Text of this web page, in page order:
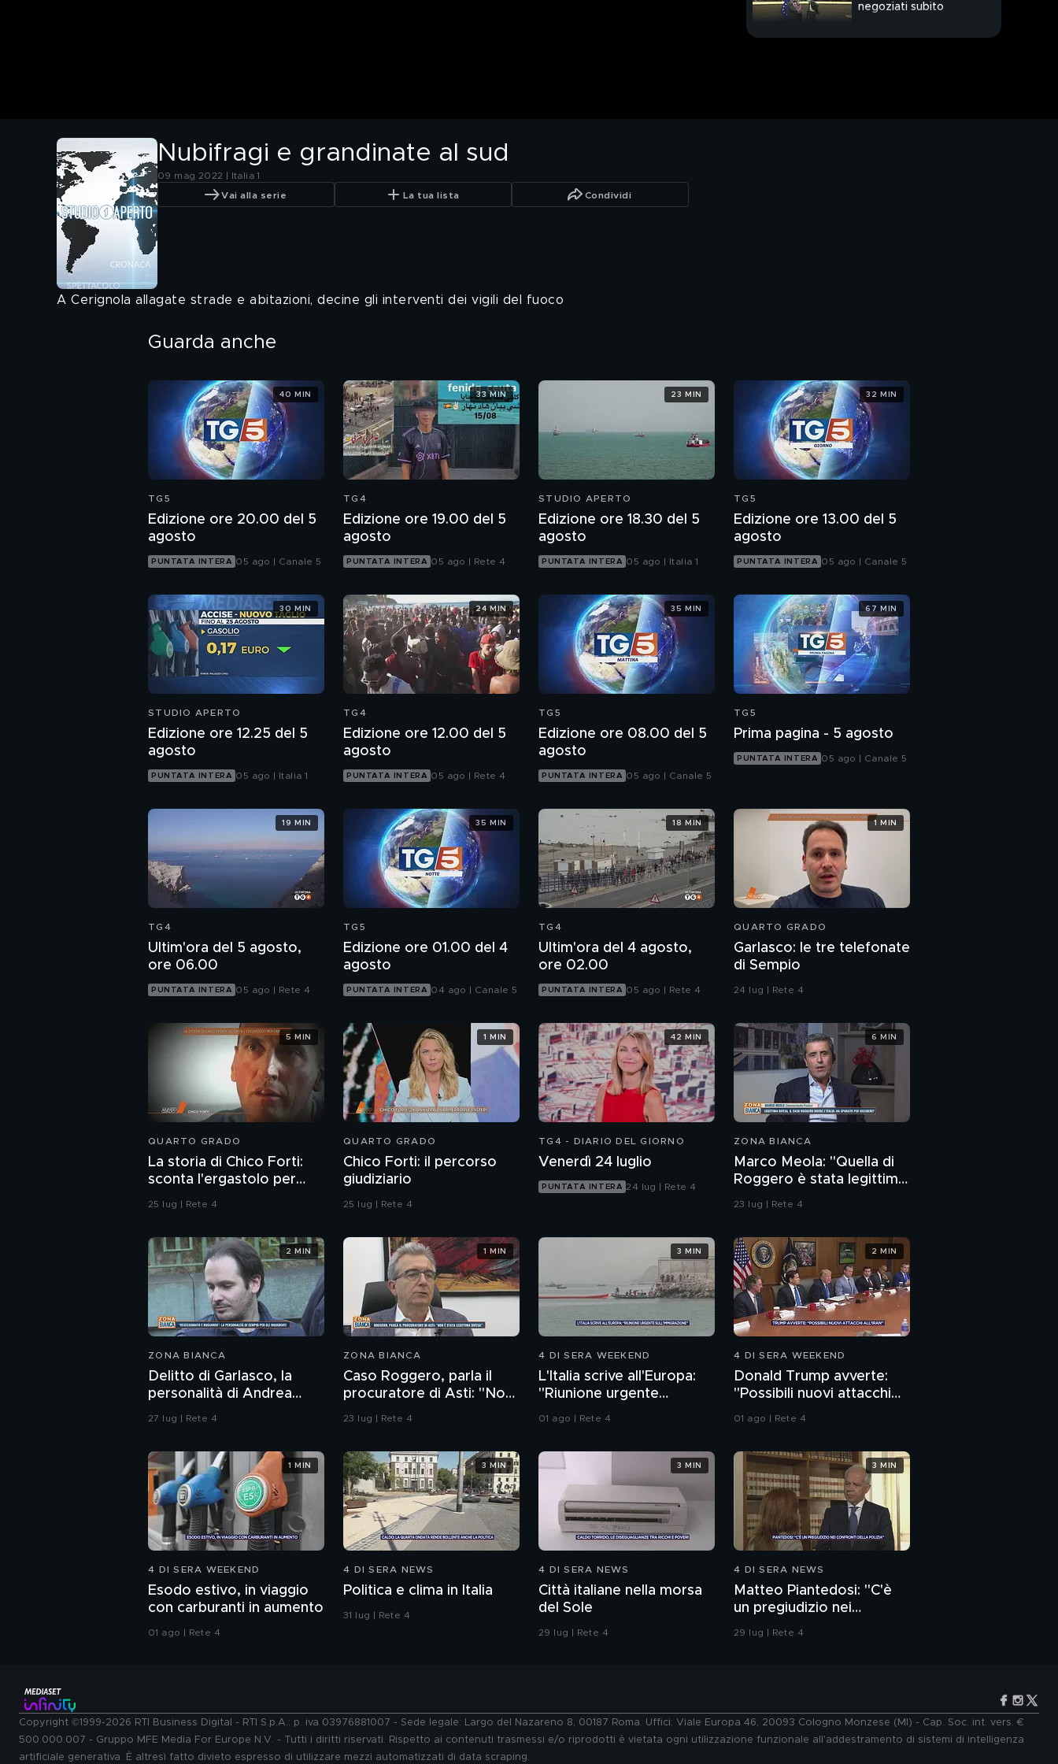
negoziati subito
Nubifragi e grandinate al sud
09 mag 2022 | Italia 1
Vai alla serie La tua lista Condividi
A Cerignola allagate strade e abitazioni, decine gli interventi dei vigili del fuoco
Guarda anche
TG5
Edizione ore 20.00 del 5
agosto
PUNTATA INTERA 05 ago | Canale 5
40 MIN
TG4
Edizione ore 19.00 del 5
agosto
PUNTATA INTERA 05 ago | Rete 4
33 MIN
STUDIO APERTO
Edizione ore 18.30 del 5
agosto
PUNTATA INTERA 05 ago | Italia 1
23 MIN
TG5
Edizione ore 13.00 del 5
agosto
PUNTATA INTERA 05 ago | Canale 5
32 MIN
STUDIO APERTO
Edizione ore 12.25 del 5
agosto
PUNTATA INTERA 05 ago | Italia 1
30 MIN
TG4
Edizione ore 12.00 del 5
agosto
PUNTATA INTERA 05 ago | Rete 4
24 MIN
TG5
Edizione ore 08.00 del 5
agosto
PUNTATA INTERA 05 ago | Canale 5
35 MIN
TG5
Prima pagina - 5 agosto
PUNTATA INTERA 05 ago | Canale 5
67 MIN
TG4
Ultim'ora del 5 agosto,
ore 06.00
PUNTATA INTERA 05 ago | Rete 4
19 MIN
TG5
Edizione ore 01.00 del 4
agosto
PUNTATA INTERA 04 ago | Canale 5
35 MIN
TG4
Ultim'ora del 4 agosto,
ore 02.00
PUNTATA INTERA 05 ago | Rete 4
18 MIN
QUARTO GRADO
Garlasco: le tre telefonate
di Sempio
24 lug | Rete 4
1 MIN
QUARTO GRADO
La storia di Chico Forti:
sconta l'ergastolo per
omicidio
25 lug | Rete 4
5 MIN
QUARTO GRADO
Chico Forti: il percorso
giudiziario
25 lug | Rete 4
1 MIN
TG4 - DIARIO DEL GIORNO
Venerdì 24 luglio
PUNTATA INTERA 24 lug | Rete 4
42 MIN
ZONA BIANCA
Marco Meola: "Quella di
Roggero è stata legittima
difesa"
23 lug | Rete 4
6 MIN
ZONA BIANCA
Delitto di Garlasco, la
personalità di Andrea
Sempio per gli inquirenti:
27 lug | Rete 4
2 MIN
ZONA BIANCA
Caso Roggero, parla il
procuratore di Asti: "Non
è stata legittima difesa"
23 lug | Rete 4
1 MIN
4 DI SERA WEEKEND
L'Italia scrive all'Europa:
"Riunione urgente
sull'immigrazione"
01 ago | Rete 4
3 MIN
4 DI SERA WEEKEND
Donald Trump avverte:
"Possibili nuovi attacchi
all'Iran"
01 ago | Rete 4
2 MIN
4 DI SERA WEEKEND
Esodo estivo, in viaggio
con carburanti in aumento
01 ago | Rete 4
1 MIN
4 DI SERA NEWS
Politica e clima in Italia
31 lug | Rete 4
3 MIN
4 DI SERA NEWS
Città italiane nella morsa
del Sole
29 lug | Rete 4
3 MIN
4 DI SERA NEWS
Matteo Piantedosi: "C'è
un pregiudizio nei
confronti della polizia"
29 lug | Rete 4
3 MIN
Copyright ©1999-2026 RTI Business Digital - RTI S.p.A.: p. iva 03976881007 - Sede legale: Largo del Nazareno 8, 00187 Roma. Uffici: Viale Europa 46, 20093 Cologno Monzese (MI) - Cap. Soc. int. vers. €
500.000.007 - Gruppo MFE Media For Europe N.V. - Tutti i diritti riservati. Rispetto ai contenuti trasmessi e/o riprodotti è vietata ogni utilizzazione funzionale all'addestramento di sistemi di intelligenza
artificiale generativa. È altresì fatto divieto espresso di utilizzare mezzi automatizzati di data scraping.